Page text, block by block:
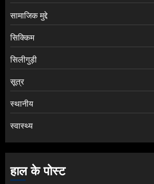
सामाजिक मुद्दे
सिक्किम
सिलीगुड़ी
सूत्र
स्थानीय
स्वास्थ्य
हाल के पोस्ट